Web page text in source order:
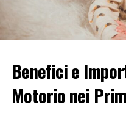
coinvolge interazioni
sviluppo socio-emotivo
con gli altri, i bambini
gioco di squadra, ad
la comunicazione efficace.
Benefici e
Motorio nei